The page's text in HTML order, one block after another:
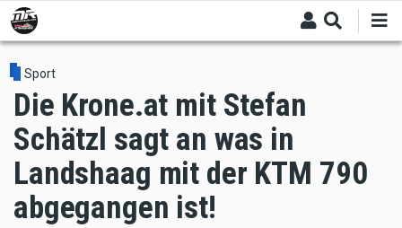
Skip
to
main
content
Sport
Die Krone.at mit Stefan
Schätzl sagt an was in
Landshaag mit der KTM 790
abgegangen ist!